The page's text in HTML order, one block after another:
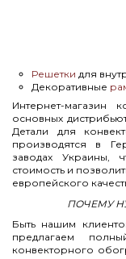
Решетки для
Декоративные
Интернет-магазин
основных
Детали для
производятся в
заводах Украины,
стоимость и
европейского
ПОЧЕМУ
Быть нашим
предлагаем
конвекторного